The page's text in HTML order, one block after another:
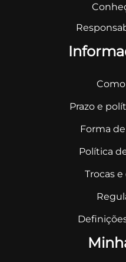
Prazo e
Forma
Política
Trocas